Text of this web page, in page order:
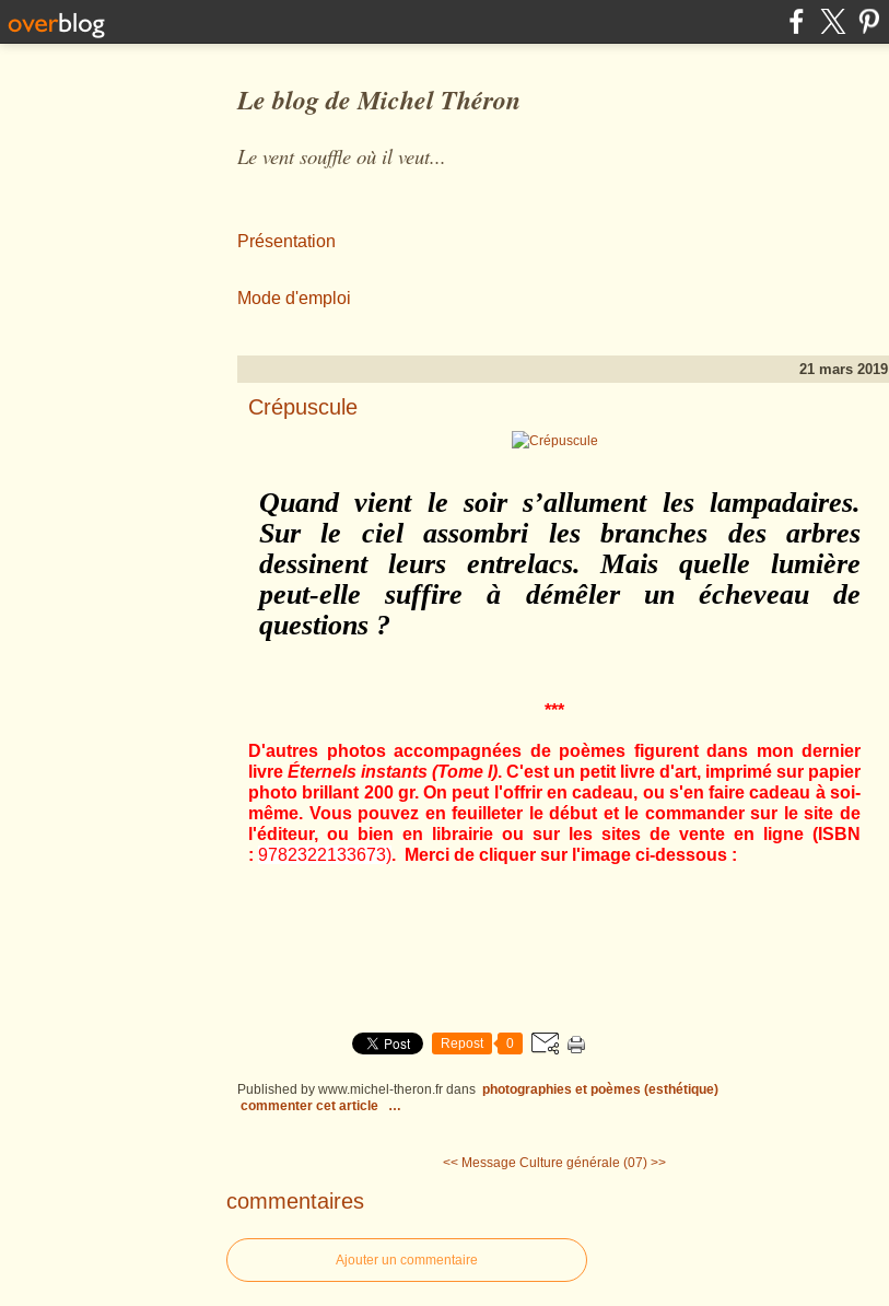
Le blog de Michel Théron
Le vent souffle où il veut...
Présentation
Mode d'emploi
21 mars 2019
Crépuscule
Quand vient le soir s’allument les lampadaires.
Sur le ciel assombri les branches des arbres
dessinent leurs entrelacs. Mais quelle lumière
peut-elle suffire à démêler un écheveau de
questions ?
***
D'autres photos accompagnées de poèmes figurent dans mon dernier
livre Éternels instants (Tome I). C'est un petit livre d'art, imprimé sur papier
photo brillant 200 gr. On peut l'offrir en cadeau, ou s'en faire cadeau à soi-
même. Vous pouvez en feuilleter le début et le commander sur le site de
l'éditeur, ou bien en librairie ou sur les sites de vente en ligne (ISBN
: 9782322133673). Merci de cliquer sur l'image ci-dessous :
Repost 0
Published by www.michel-theron.fr dans photographies et poèmes (esthétique)
commenter cet article
…
<< Message Culture générale (07) >>
commentaires
Ajouter un commentaire